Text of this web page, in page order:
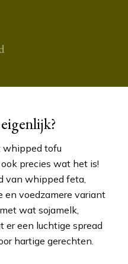
whipped tofu
precies wat het is!
van whipped feta,
en voedzamere variant
wat sojamelk,
er een luchtige spread
hartige gerechten.